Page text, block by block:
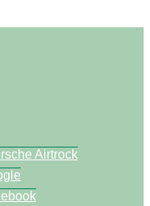
Airtrock